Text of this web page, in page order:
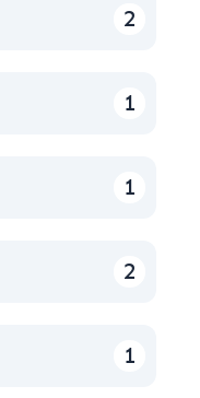
centre clé
affaires ayant
dans d’autres
diversité et
arbitres
2
1
1
2
1